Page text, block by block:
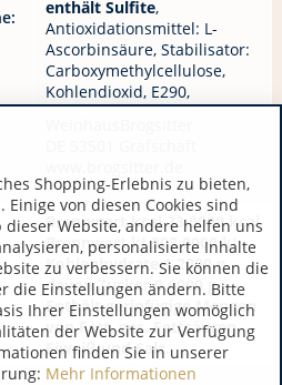
enthält Sulfite,
Antioxidationsmittel: L-
Ascorbinsäure, Stabilisator:
Carboxymethylcellulose,
Kohlendioxid, E290,
Brennwert kcal 73,0000 kcal
Brennwert kJ 303,0000 kJ
Kohlenhydrate 1,2000 g
davon Zucker 0,6000 g
Enthält gerinfügige Mengen
von Fett, ges. Fettsäuren,
Eiweiß und Salz.
Shopping-Erlebnis zu bieten,
Einige von diesen Cookies sind
Website, andere helfen uns
personalisierte Inhalte
zu verbessern. Sie können die
die Einstellungen ändern. Bitte
Ihrer Einstellungen womöglich
der Website zur Verfügung
finden Sie in unserer
Mehr Informationen